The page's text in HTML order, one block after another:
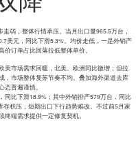
走弱，整体行情承压。当月出口量965.5万台，
美元，同比下滑5.3%。均价走低，一是外销产
订单占比回落拉低整体单价。
市场需求回暖，北美、欧洲同比微增；但拉
，市场整体复苏节奏不均。叠加海外渠道去库
普遍谨慎。
比下滑18.9%；其中外销排产579万台，同比
积压，短期出口下行趋势难改。不过前5月家
端需求提供一定修复契机。